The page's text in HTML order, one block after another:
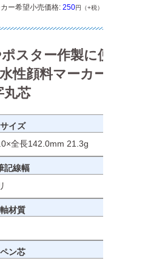
カー希望小売価格: 250円（+税）
スター作製に便
性顔料マーカー
丸芯
サイズ
全長142.0mm 21.3g
記線幅
軸材質
ペン芯